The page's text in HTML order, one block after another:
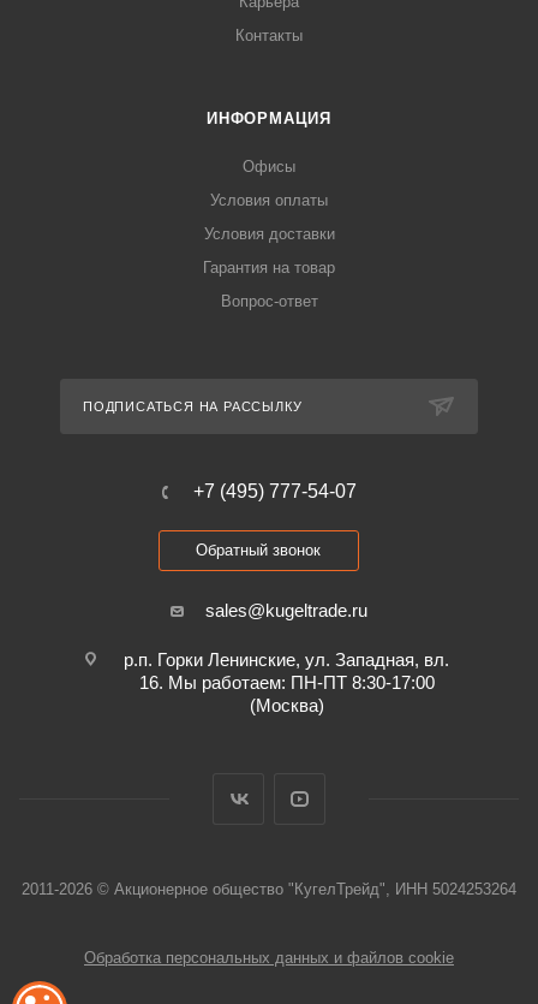
Контакты
ИНФОРМАЦИЯ
Офисы
Условия оплаты
Условия доставки
Гарантия на товар
Вопрос-ответ
ПОДПИСАТЬСЯ НА РАССЫЛКУ
+7 (495) 777-54-07
Обратный звонок
sales@kugeltrade.ru
р.п. Горки Ленинские, ул. Западная, вл.
16. Мы работаем: ПН-ПТ 8:30-17:00
(Москва)
2011-2026 © Акционерное общество "КугелТрейд", ИНН 5024253264
Обработка персональных данных и файлов cookie